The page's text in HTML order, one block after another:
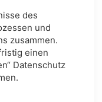
des
und
zusammen.
einen
Datenschutz